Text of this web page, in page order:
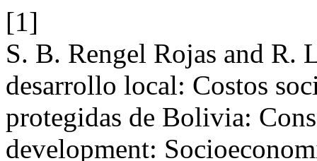
[1]
S. B. Rengel Rojas and R.
desarrollo local: Costos
protegidas de Bolivia:
development: